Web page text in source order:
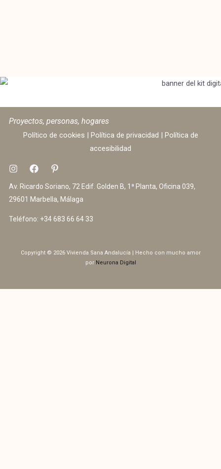
Proyectos, personas, hogares
Político de cookies | Política de privacidad | Política de
accesibilidad
Av. Ricardo Soriano, 72 Edif. Golden B, 1ª Planta, Oficina 039,
29601 Marbella, Málaga
Teléfono: +34 683 66 64 33
Copyright © 2026 Vivienda Sana Andalucía | Hecho con mucho amor
por Neurona Digital